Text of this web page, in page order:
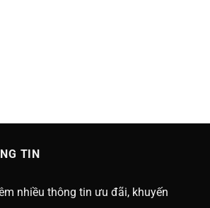
TIN
nhiều thông tin ưu đãi, khuyến